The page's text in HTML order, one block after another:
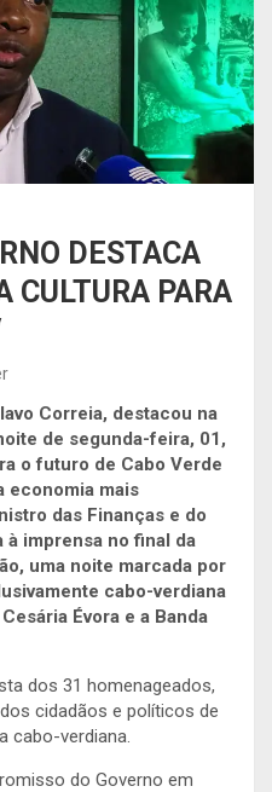
DESTACA
CULTURA PARA
Correia, destacou na
de segunda-feira, 01,
o futuro de Cabo Verde
economia mais
das Finanças e do
à imprensa no final da
uma noite marcada por
cabo-verdiana
Évora e a Banda
dos 31 homenageados,
cidadãos e políticos de
cabo-verdiana.
do Governo em